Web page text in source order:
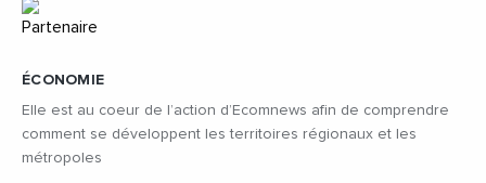
ÉCONOMIE
Elle est au coeur de l’action d’Ecomnews afin de comprendre
comment se développent les territoires régionaux et les
métropoles